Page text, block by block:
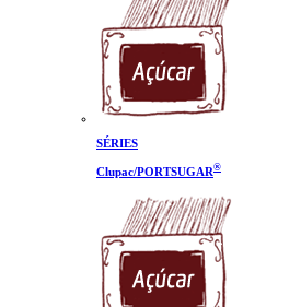
SÉRIES
Clupac/PORTSUGAR®